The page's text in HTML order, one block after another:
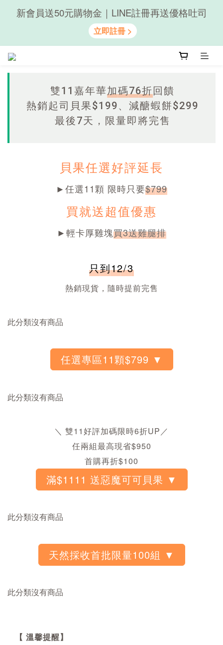
隨心享受｜貝果任選6組$899
新會員送50元購物金｜LINE註冊再送優格吐司
雙11嘉年華加碼76折回饋
熱銷起司貝果$199、減醣蝦餅$299
最後7天，限量即將完售
貝果任選好評延長
►任選11顆 限時只要$799
買就送超值優惠
►輕卡厚雞塊買3送雞腿排
只到12/3
熱銷現貨，隨時提前完售
此分類沒有商品
此分類沒有商品
＼ 雙11好評加碼限時6折UP／
任兩組最高現省$950
首購再折$100
此分類沒有商品
此分類沒有商品
【 溫馨提醒】